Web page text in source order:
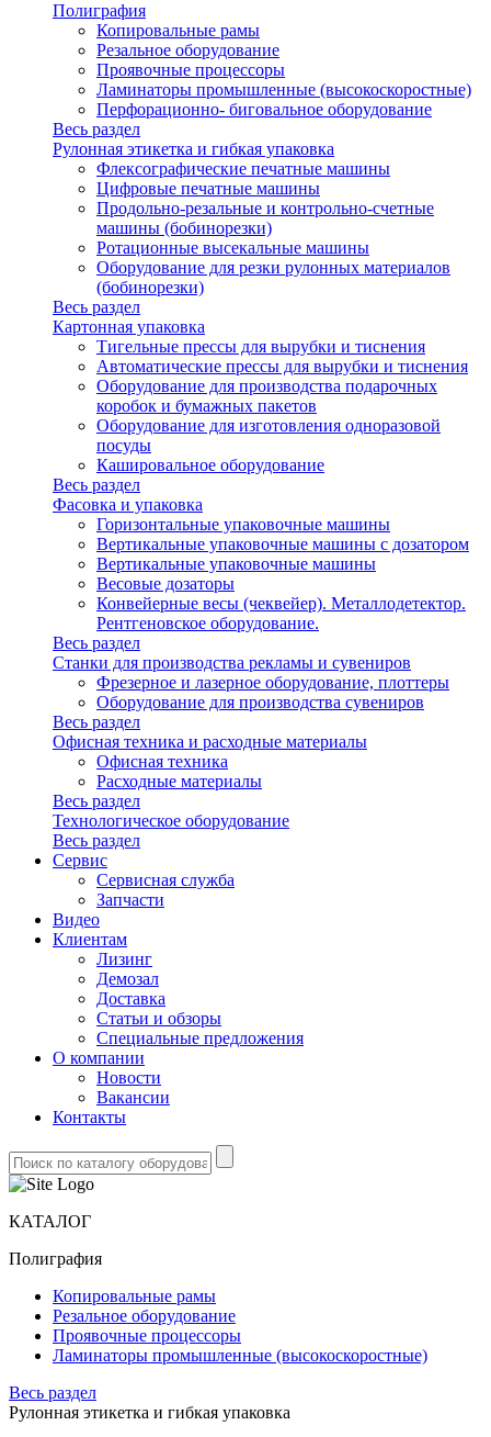
Полиграфия
Копировальные рамы
Резальное оборудование
Проявочные процессоры
Ламинаторы промышленные (высокоскоростные)
Перфорационно- биговальное оборудование
Весь раздел
Рулонная этикетка и гибкая упаковка
Флексографические печатные машины
Цифровые печатные машины
Продольно-резальные и контрольно-счетные
машины (бобинорезки)
Ротационные высекальные машины
Оборудование для резки рулонных материалов
(бобинорезки)
Весь раздел
Картонная упаковка
Тигельные прессы для вырубки и тиснения
Автоматические прессы для вырубки и тиснения
Оборудование для производства подарочных
коробок и бумажных пакетов
Оборудование для изготовления одноразовой
посуды
Кашировальное оборудование
Весь раздел
Фасовка и упаковка
Горизонтальные упаковочные машины
Вертикальные упаковочные машины с дозатором
Вертикальные упаковочные машины
Весовые дозаторы
Конвейерные весы (чеквейер). Металлодетектор.
Рентгеновское оборудование.
Весь раздел
Станки для производства рекламы и сувениров
Фрезерное и лазерное оборудование, плоттеры
Оборудование для производства сувениров
Весь раздел
Офисная техника и расходные материалы
Офисная техника
Расходные материалы
Весь раздел
Технологическое оборудование
Весь раздел
Сервис
Сервисная служба
Запчасти
Видео
Клиентам
Лизинг
Демозал
Доставка
Статьи и обзоры
Специальные предложения
О компании
Новости
Вакансии
Контакты
КАТАЛОГ
Полиграфия
Копировальные рамы
Резальное оборудование
Проявочные процессоры
Ламинаторы промышленные (высокоскоростные)
Весь раздел
Рулонная этикетка и гибкая упаковка